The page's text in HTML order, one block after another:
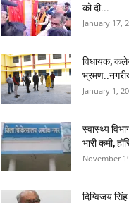
को दी...
January 17,
विधायक,
January 1,
स्‍वास्‍थ्‍य
भारी कमी,
November
दिग्विजय